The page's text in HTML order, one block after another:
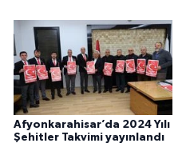
Afyonkarahisar’da 2024 Yılı
Şehitler Takvimi yayınlandı